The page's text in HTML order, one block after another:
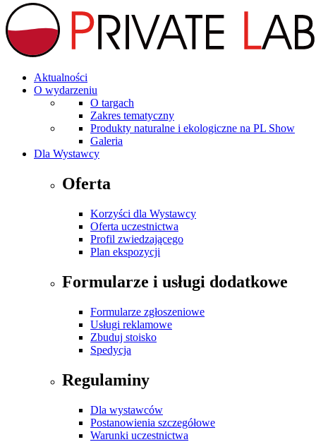
Aktualności
O wydarzeniu
O targach
Zakres tematyczny
Produkty naturalne i ekologiczne na PL Show
Galeria
Dla Wystawcy
Oferta
Korzyści dla Wystawcy
Oferta uczestnictwa
Profil zwiedzającego
Plan ekspozycji
Formularze i usługi dodatkowe
Formularze zgłoszeniowe
Usługi reklamowe
Zbuduj stoisko
Spedycja
Regulaminy
Dla wystawców
Postanowienia szczegółowe
Warunki uczestnictwa